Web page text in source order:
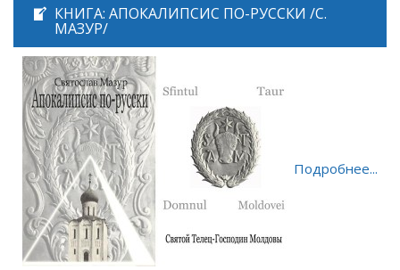
КНИГА: АПОКАЛИПСИС ПО-РУССКИ /С.
МАЗУР/
Подробнее...